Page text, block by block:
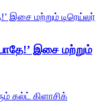
இசை மற்றும்